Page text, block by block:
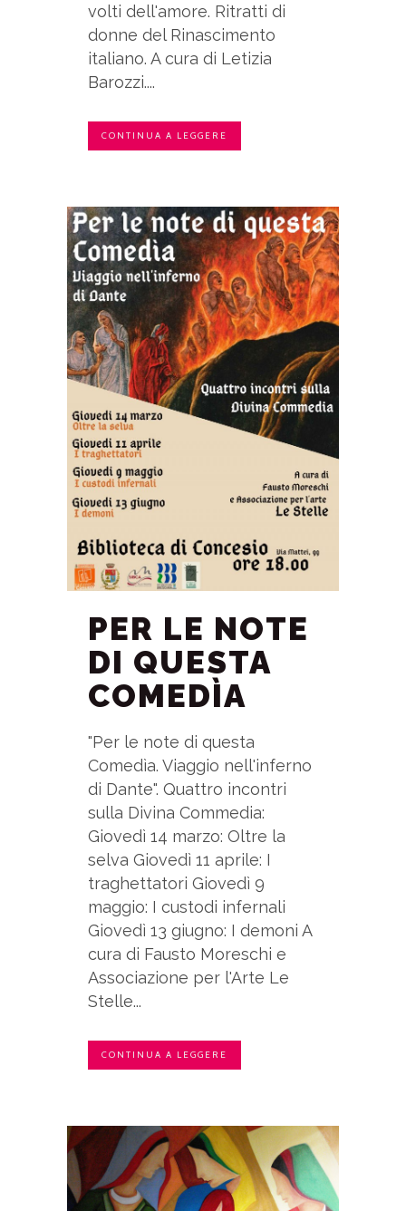
volti dell'amore. Ritratti di
donne del Rinascimento
italiano. A cura di Letizia
Barozzi....
CONTINUA A LEGGERE
PER LE NOTE
DI QUESTA
COMEDÌA
"Per le note di questa
Comedìa. Viaggio nell'inferno
di Dante". Quattro incontri
sulla Divina Commedia:
Giovedì 14 marzo: Oltre la
selva Giovedì 11 aprile: I
traghettatori Giovedì 9
maggio: I custodi infernali
Giovedì 13 giugno: I demoni A
cura di Fausto Moreschi e
Associazione per l'Arte Le
Stelle...
CONTINUA A LEGGERE